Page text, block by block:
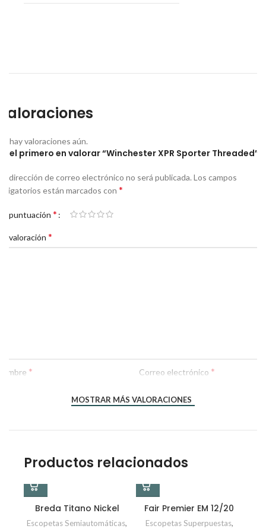
hay valoraciones aún.
el primero en valorar “Winchester XPR Sporter Threaded”
dirección de correo electrónico no será publicada.Los campos
están marcados con *
puntuación *
valoración *
* Correo electrónico *
MOSTRAR MÁS VALORACIONES
Productos relacionados
Breda Titano Nickel
Escopetas Semiautomáticas,
Fair Premier EM 12/20
Escopetas Superpuestas,